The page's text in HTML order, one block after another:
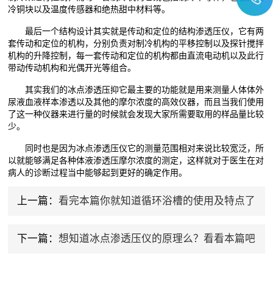
冷铜块以及温度传感器和绝热甜中材料等。
最后一个结构设计其实就是传动和定位的结构渗透压仪，它有两
套传动和定位的机构，分别负责对制冷机构的平移控制以及探针搅拌
机构的升降控制，每一套传动和定位的机构都由直流电动机以及此行
带动传动机构和光偶开光等组合。
其实我们的冰点渗透压抑它最主要的功能就是用来测量人体体外
尿液血液样本渗透以及其他的摩尔浓度的高效仪器，而且当我们使用
了这一种仪器来进行量的时候就会发现大家所需要取用的样品量比较
少。
同时也是因为冰点渗透压仪它的测量范围相对来说比较宽泛，所
以就能够满足各种体液渗透压摩尔浓度的测定，这样就对于医生在对
病人的诊断过程当中能够起到更好的确定作用。
上一篇： 看完本篇你就知道循环浴槽的使用及特点了
下一篇： 想知道冰点渗透压仪的原理么？看看本篇吧